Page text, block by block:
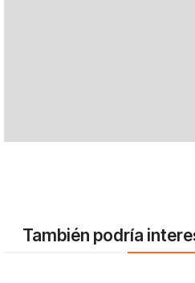
También podría